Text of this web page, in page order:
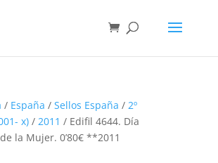
/ España / Sellos España / 2º
x)/ 2011 / Edifil 4644. Día
la Mujer. 0’80€ **2011